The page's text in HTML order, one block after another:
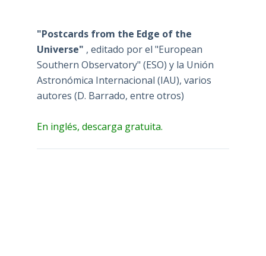
"Postcards from the Edge of the
Universe" , editado por el "European
Southern Observatory" (ESO) y la Unión
Astronómica Internacional (IAU), varios
autores (D. Barrado, entre otros)
En inglés, descarga gratuita.